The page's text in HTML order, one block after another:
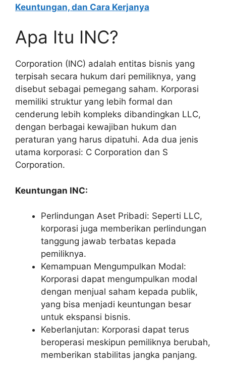
Keuntungan, dan Cara Kerjanya
Apa Itu INC?
Corporation (INC) adalah entitas bisnis yang
terpisah secara hukum dari pemiliknya, yang
disebut sebagai pemegang saham. Korporasi
memiliki struktur yang lebih formal dan
cenderung lebih kompleks dibandingkan LLC,
dengan berbagai kewajiban hukum dan
peraturan yang harus dipatuhi. Ada dua jenis
utama korporasi: C Corporation dan S
Corporation.
Keuntungan INC:
Perlindungan Aset Pribadi: Seperti LLC,
korporasi juga memberikan perlindungan
tanggung jawab terbatas kepada
pemiliknya.
Kemampuan Mengumpulkan Modal:
Korporasi dapat mengumpulkan modal
dengan menjual saham kepada publik,
yang bisa menjadi keuntungan besar
untuk ekspansi bisnis.
Keberlanjutan: Korporasi dapat terus
beroperasi meskipun pemiliknya berubah,
memberikan stabilitas jangka panjang.